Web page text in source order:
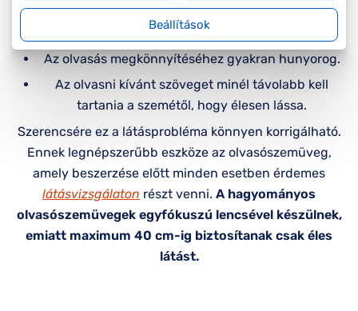
Jegyzetelés vagy rajzolás közben kevésbé élesek a
vonalak.
Az olvasás megkönnyítéséhez gyakran hunyorog.
Az olvasni kívánt szöveget minél távolabb kell
tartania a szemétől, hogy élesen lássa.
Szerencsére ez a látásprobléma könnyen korrigálható.
Ennek legnépszerűbb eszköze az olvasószemüveg,
amely beszerzése előtt minden esetben érdemes
látásvizsgálaton részt venni. A hagyományos
olvasószemüvegek egyfókuszú lencsével készülnek,
emiatt maximum 40 cm-ig biztosítanak csak éles
látást.
Beállítások